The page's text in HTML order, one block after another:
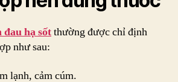
hạ sốtthường được chỉ định
như sau:
lạnh, cảm cúm.